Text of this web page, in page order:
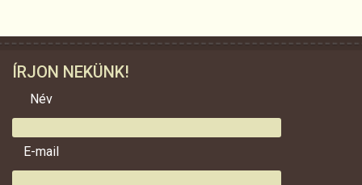
ÍRJON NEKÜNK!
Név
E-mail